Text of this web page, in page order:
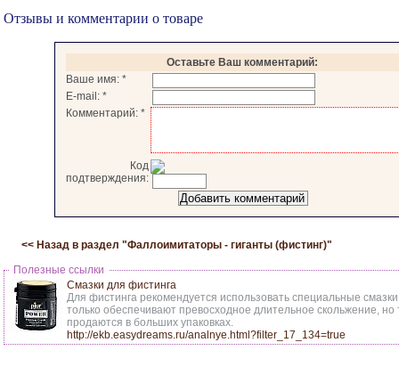
Отзывы и комментарии о товаре
Оставьте Ваш комментарий:
Ваше имя: *
E-mail: *
Комментарий: *
Код
подтверждения:
<< Назад в раздел "Фаллоимитаторы - гиганты (фистинг)"
Полезные ссылки
Смазки для фистинга
Для фистинга рекомендуется использовать специальные
только обеспечивают превосходное длительное скольжение, но
продаются в больших упаковках.
http://ekb.easydreams.ru/analnye.html?filter_17_134=true